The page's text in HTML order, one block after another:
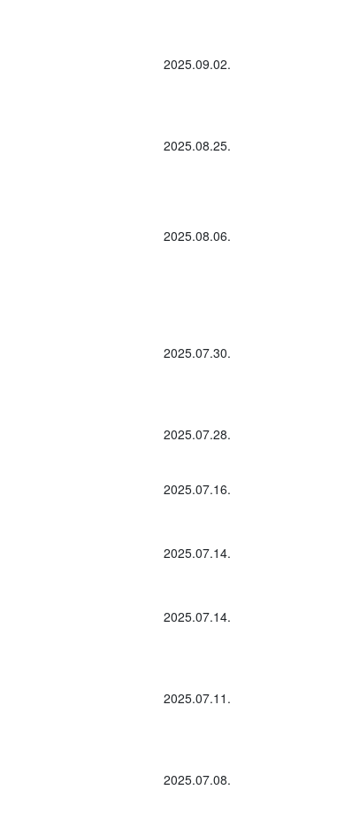
2025.09.02.
2025.08.25.
2025.08.06.
2025.07.30.
2025.07.28.
2025.07.16.
2025.07.14.
2025.07.14.
2025.07.11.
2025.07.08.